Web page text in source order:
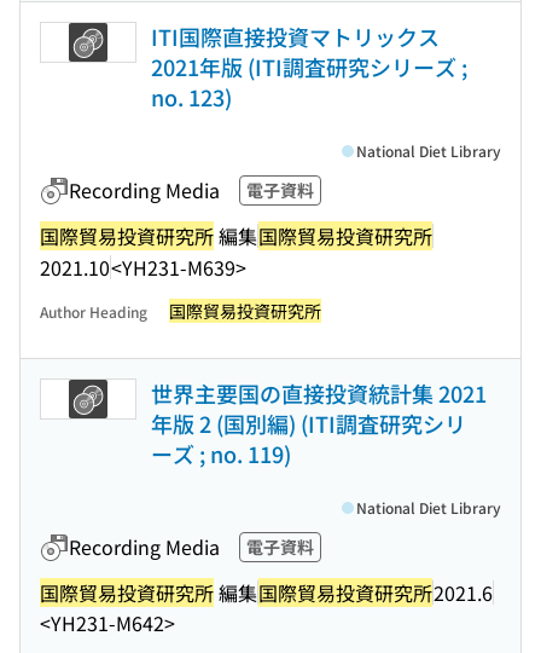
ITI国際直接投資マトリックス
2021年版 (ITI調査研究シリーズ ;
no. 123)
Recording Media 電子資料
国際貿易投資研究所編集国際貿易投資研究所
2021.10<YH231-M639>
National Diet Library
Author Heading 国際貿易投資研究所
世界主要国の直接投資統計集 2021
年版 2 (国別編) (ITI調査研究シリ
ーズ ; no. 119)
Recording Media 電子資料
国際貿易投資研究所編集国際貿易投資研究所2021.6
<YH231-M642>
National Diet Library